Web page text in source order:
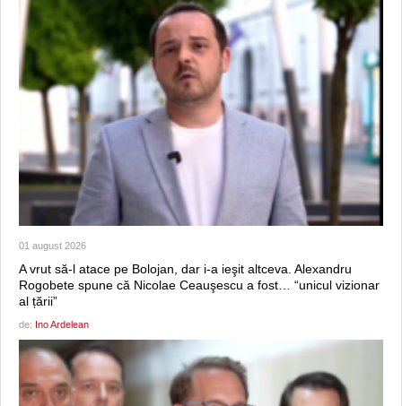
01 august 2026
A vrut să-l atace pe Bolojan, dar i-a ieşit altceva. Alexandru
Rogobete spune că Nicolae Ceauşescu a fost… “unicul vizionar
al țării”
de: Ino Ardelean